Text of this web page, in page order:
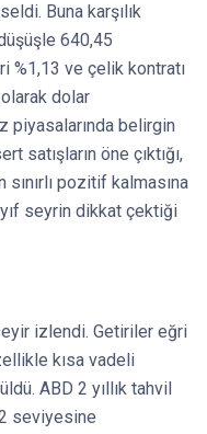
Buna karşılık
640,45
%1,13 ve çelik kontratı
olarak dolar
piyasalarında belirgin
satışların öne çıktığı,
pozitif kalmasına
seyrin dikkat çektiği
izlendi. Getiriler eğri
kısa vadeli
ABD 2 yıllık tahvil
seviyesine